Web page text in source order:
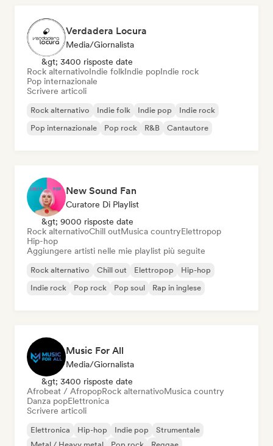
Verdadera Locura
Media/Giornalista
&gt; 3400 risposte date
Rock alternativoIndie folkIndie popIndie rock
Pop internazionale
Scrivere articoli
Rock alternativo Indie folk Indie pop
Indie rock
Pop internazionale
Pop rock R&B Cantautore
New Sound Fan
Curatore Di Playlist
&gt; 9000 risposte date
Rock alternativoChill outMusica countryElettropop
Hip-hop
Aggiungere artisti nelle mie playlist più seguite
Rock alternativo Chill out Elettropop
Hip-hop
Indie rock
Pop rock Pop soul Rap in inglese
Music For All
Media/Giornalista
&gt; 3400 risposte date
Afrobeat / AfropopRock alternativoMusica country
Danza popElettronica
Scrivere articoli
Elettronica Hip-hop Indie pop
Strumentale